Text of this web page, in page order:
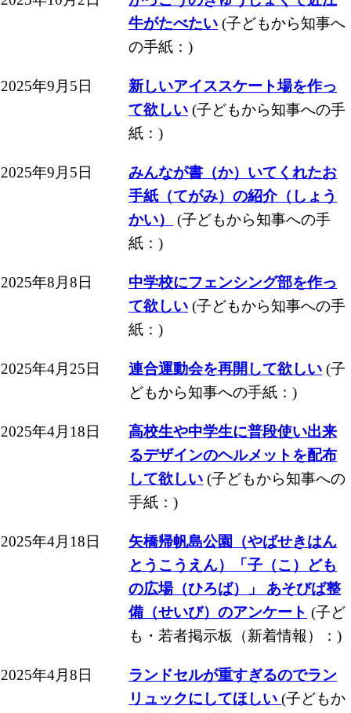
牛がたべたい (子どもから知事へ
の手紙：)
2025年9月5日
新しいアイススケート場を作っ
て欲しい (子どもから知事への手
紙：)
2025年9月5日
みんなが書（か）いてくれたお
手紙（てがみ）の紹介（しょう
かい）
(子どもから知事への手
紙：)
2025年8月8日
中学校にフェンシング部を作っ
て欲しい (子どもから知事への手
紙：)
2025年4月25日 連合運動会を再開して欲しい (子
どもから知事への手紙：)
2025年4月18日
高校生や中学生に普段使い出来
るデザインのヘルメットを配布
して欲しい (子どもから知事への
手紙：)
2025年4月18日
矢橋帰帆島公園（やばせきはん
とうこうえん）「子（こ）ども
の広場（ひろば）」 あそびば整
備（せいび）のアンケート (子ど
も・若者掲示板（新着情報）：)
2025年4月8日
ランドセルが重すぎるのでラン
リュックにしてほしい(子どもか